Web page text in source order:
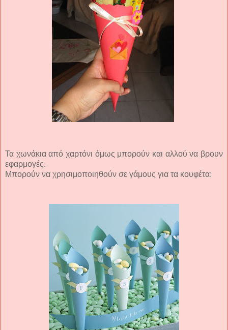
Τα χωνάκια από χαρτόνι όμως μπορούν και αλλού να βρουν
εφαρμογές.
Μπορούν να χρησιμοποιηθούν σε γάμους για τα κουφέτα: